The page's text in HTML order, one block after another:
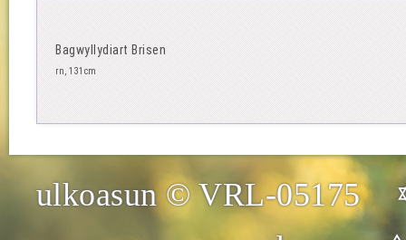
Bagwyllydiart Brisen
rn, 131cm
ulkoasun © VRL-